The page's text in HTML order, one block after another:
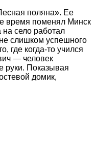
поляна». Ее
время поменял Минск
село работал
слишком успешного
где когда-то учился
— человек
руки. Показывая
домик,